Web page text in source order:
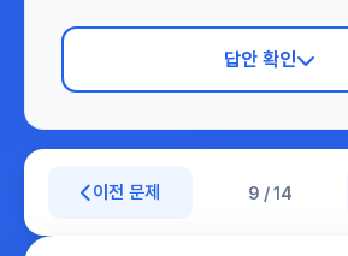
답안 확인
이전 문제 9 / 14